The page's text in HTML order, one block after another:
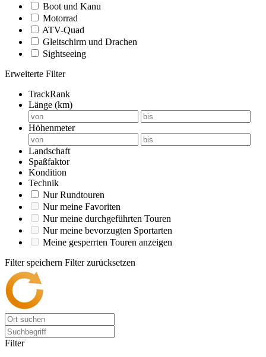
Boot und Kanu
Motorrad
ATV-Quad
Gleitschirm und Drachen
Sightseeing
Erweiterte Filter
TrackRank
Länge (km)
Höhenmeter
Landschaft
Spaßfaktor
Kondition
Technik
Nur Rundtouren
Nur meine Favoriten
Nur meine durchgeführten Touren
Nur meine bevorzugten Sportarten
Meine gesperrten Touren anzeigen
Filter speichern Filter zurücksetzen
Filter